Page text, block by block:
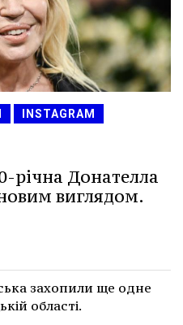
INSTAGRAM
річна Донателла
виглядом.
захопили ще одне
області.